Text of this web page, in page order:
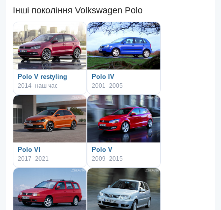
Інші покоління Volkswagen Polo
Polo V restyling
2014–наш час
Polo IV
2001–2005
Polo VI
2017–2021
Polo V
2009–2015